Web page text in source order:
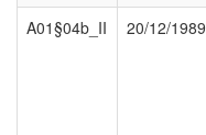
A01§04b_II
20/12/1989